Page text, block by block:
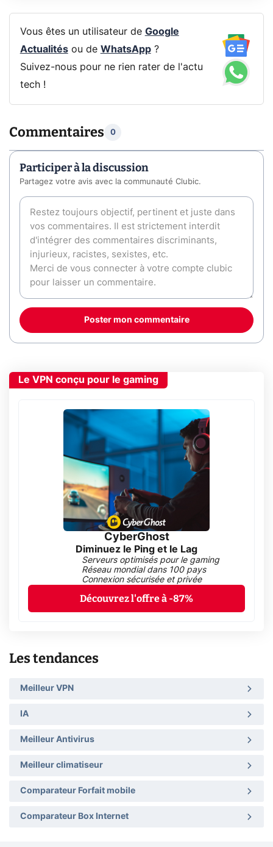
Vous êtes un utilisateur de Google
Actualitésou de WhatsApp?
Suivez-nous pour ne rien rater de l'actu
tech !
Commentaires 0
Participer à la discussion
Partagez votre avis avec la communauté Clubic.
Poster mon commentaire
Le VPN conçu pour le gaming
CyberGhost
Diminuez le Ping et le Lag
Serveurs optimisés pour le gaming
Réseau mondial dans 100 pays
Connexion sécurisée et privée
Découvrez l'offre à -87%
Les tendances
Meilleur VPN
IA
Meilleur Antivirus
Meilleur climatiseur
Comparateur Forfait mobile
Comparateur Box Internet